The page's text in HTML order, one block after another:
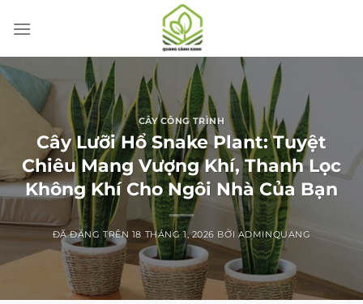
đến
dung
CÂY CÔNG TRÌNH
Cây Lưỡi Hổ Snake Plant: Tuyệt
Chiêu Mang Vượng Khí, Thanh Lọc
Không Khí Cho Ngôi Nhà Của Bạn
ĐÃ ĐĂNG TRÊN 18 THÁNG 1, 2026 BỞI ADMINQUANG